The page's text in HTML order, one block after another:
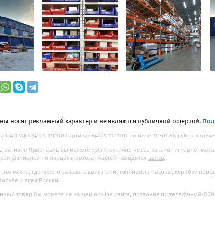
носят рекламный характер и не являются публичной офертой.
ОАО МАЗ 64221-1101102 артикул 64221-1101102 по цене 11 501.88 руб. в
регионе Ярославль вы можете круглосуточно через каталог интернет
филиалов по продаже автозапчастей находятся здесь.
место, где можно заказать двигатели, топливные насосы, коробки
и всей России.
товар Вы можете на нашем on-line сайте, позвонив по телефону 8-